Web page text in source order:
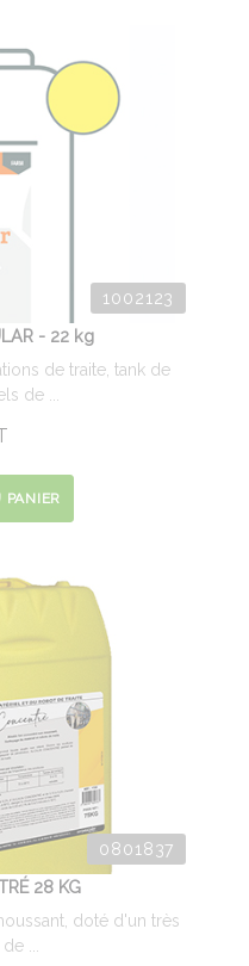
1002123
- 22 kg
de traite, tank de
de ...
PANIER
0801837
28 KG
doté d'un très
...